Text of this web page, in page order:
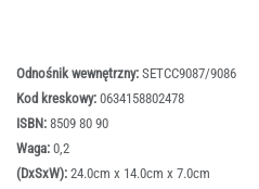
Odnośnik wewnętrzny: SETCC9087/9086
Kod kreskowy: 0634158802478
ISBN: 8509 80 90
Waga: 0,2
(DxSxW): 24.0cm x 14.0cm x 7.0cm